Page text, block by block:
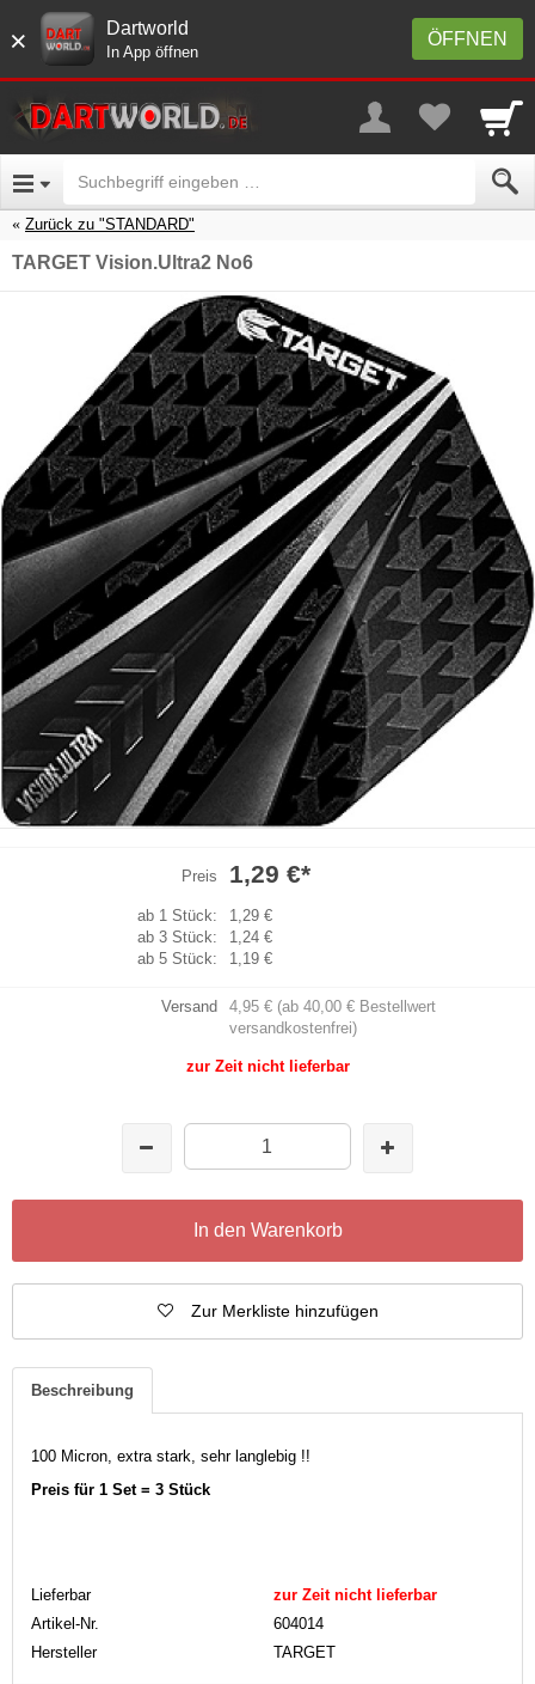
× ÖFFNEN
Dartworld
In App öffnen
Zurück zu "STANDARD"
TARGET Vision.Ultra2 No6
Preis 1,29 €*
ab 1 Stück:
1,29 €
ab 3 Stück:
1,24 €
ab 5 Stück:
1,19 €
Versand
4,95 € (ab 40,00 € Bestellwert
versandkostenfrei)
zur Zeit nicht lieferbar
In den Warenkorb
Zur Merkliste hinzufügen
Beschreibung
100 Micron, extra stark, sehr langlebig !!
Preis für 1 Set = 3 Stück
Lieferbar
zur Zeit nicht lieferbar
Artikel-Nr.
604014
Hersteller
TARGET